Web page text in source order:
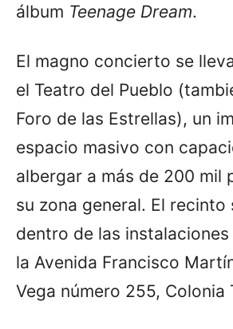
álbum Teenage Dream.
El magno concierto se
el Teatro del Pueblo
Foro de las Estrellas), un
espacio masivo con
albergar a más de 200 mil
su zona general. El recinto
dentro de las
la Avenida Francisco
Vega número 255, Colonia